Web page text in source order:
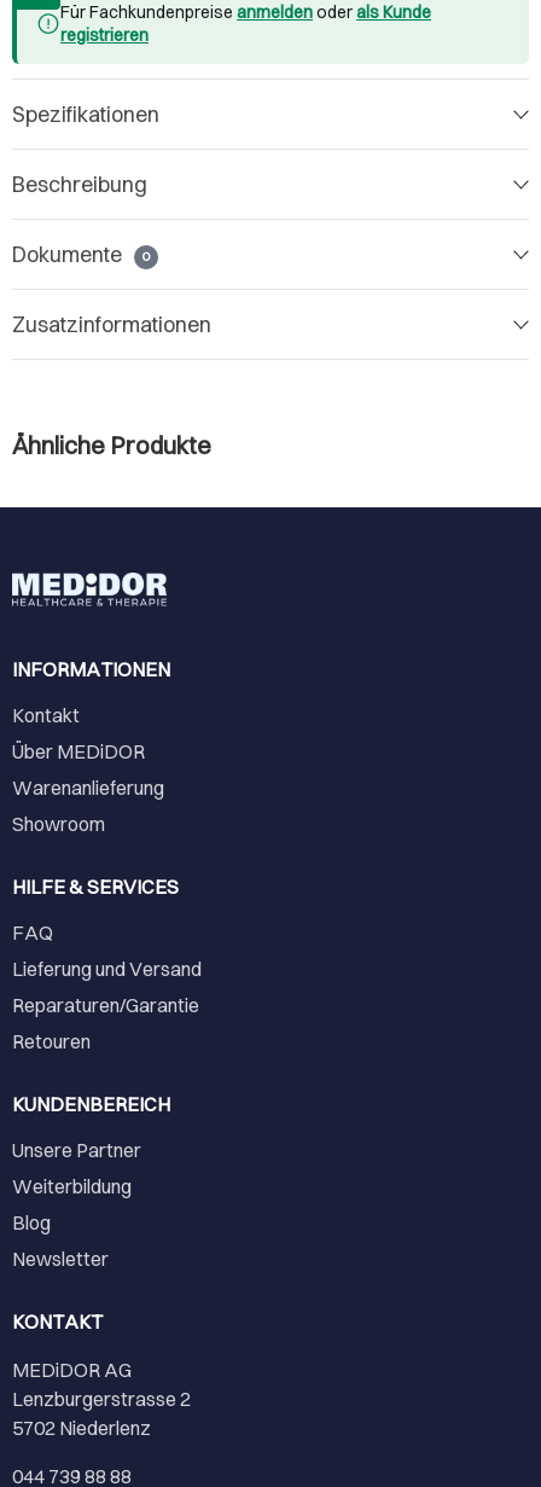
Für Fachkundenpreise anmeldenoderals Kunde
registrieren
Spezifikationen
Beschreibung
Dokumente 0
Zusatzinformationen
Ähnliche Produkte
INFORMATIONEN
Kontakt
Über MEDiDOR
Warenanlieferung
Showroom
HILFE & SERVICES
FAQ
Lieferung und Versand
Reparaturen/Garantie
Retouren
KUNDENBEREICH
Unsere Partner
Weiterbildung
Blog
Newsletter
KONTAKT
MEDiDOR AG
Lenzburgerstrasse 2
5702 Niederlenz
044 739 88 88